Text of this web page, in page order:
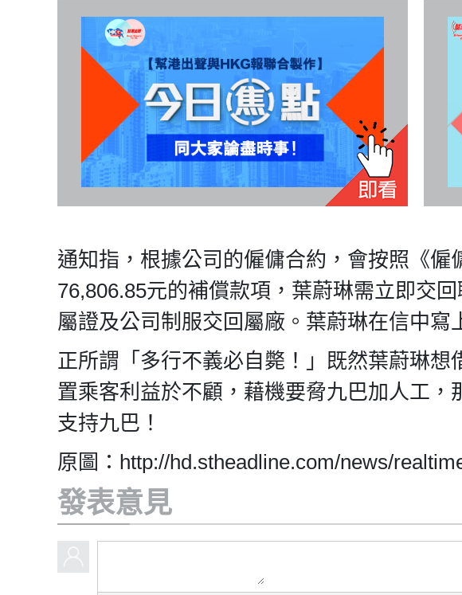
通知指，根據公司的僱傭合約，會按照《僱
76,806.85元的補償款項，葉蔚琳需立即交
屬證及公司制服交回屬廠。葉蔚琳在信中寫
正所謂「多行不義必自斃！」既然葉蔚琳
置乘客利益於不顧，藉機要脅九巴加人工，
支持九巴！
原圖：http://hd.stheadline.com/news/
發表意見